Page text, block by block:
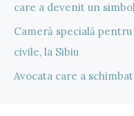
care a devenit un
Cameră specială
civile, la Sibiu
Avocata care a